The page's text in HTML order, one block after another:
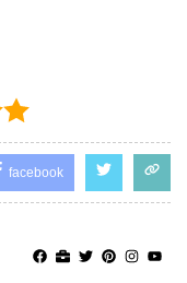
facebook